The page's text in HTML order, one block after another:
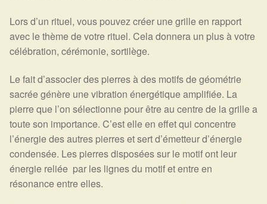
Sels de bain
Déco
Cadeaux de naissance
Ésotérisme : les pratiques spirituelles du monde invisible
Lors d’un rituel, vous pouvez créer une grille en rapport
avec le thème de votre rituel. Cela donnera un plus à votre
célébration, cérémonie, sortilège.
Le fait d’associer des pierres à des motifs de géométrie
sacrée génère une vibration énergétique amplifiée. La
pierre que l’on sélectionne pour être au centre de la grille a
toute son importance. C’est elle en effet qui concentre
l’énergie des autres pierres et sert d’émetteur d’énergie
condensée. Les pierres disposées sur le motif ont leur
énergie reliée par les lignes du motif et entre en
résonance entre elles.